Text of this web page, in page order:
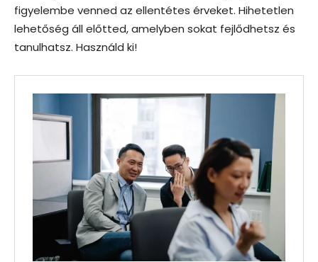
figyelembe venned az ellentétes érveket. Hihetetlen
lehetőség áll előtted, amelyben sokat fejlődhetsz és
tanulhatsz. Használd ki!